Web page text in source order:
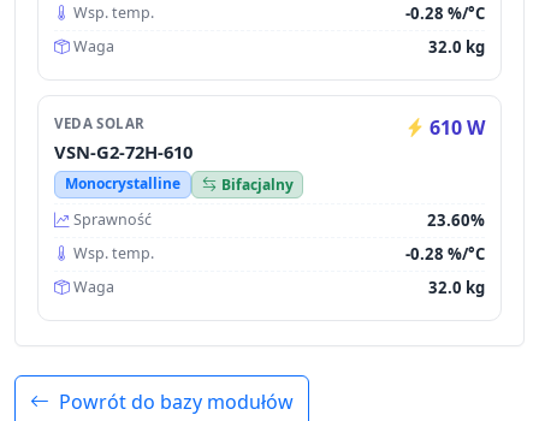
Wsp. temp. -0.28 %/°C
Waga 32.0 kg
VEDA SOLAR 610 W
VSN-G2-72H-610
Monocrystalline
Bifacjalny
Sprawność
23.60%
Wsp. temp. -0.28 %/°C
Waga 32.0 kg
Powrót do bazy modułów